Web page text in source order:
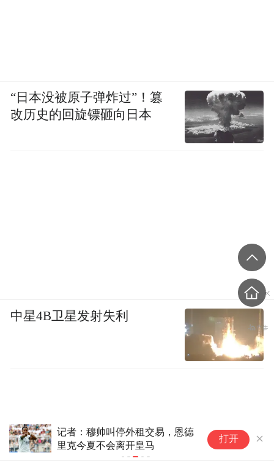
停外租交易，恩德
离开皇马
TA：恩德里克将留在皇马为
置而战，有望在右路获得更
打开
“日本没被原子弹炸过”！篡
改历史的回旋镖砸向日本
中星4B卫星发射失利